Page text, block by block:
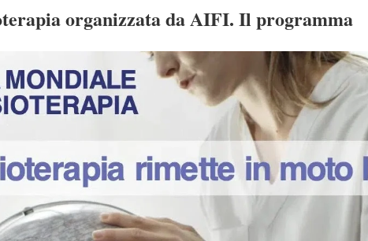
organizzata da AIFI. Il programma